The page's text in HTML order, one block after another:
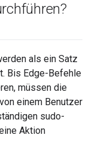
als ein Satz
Bis Edge-Befehle
müssen die
einem Benutzer
sudo-
Aktion